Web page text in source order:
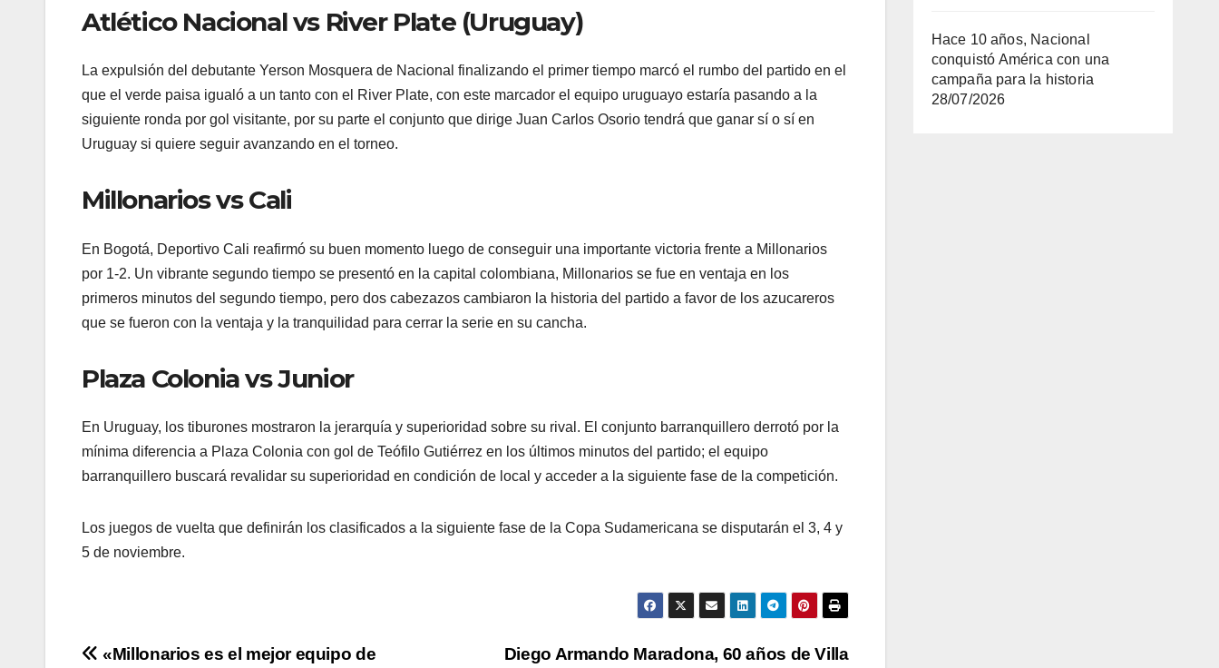
Atlético Nacional vs River Plate (Uruguay)
La expulsión del debutante Yerson Mosquera de Nacional finalizando el primer tiempo marcó el rumbo del partido en el
que el verde paisa igualó a un tanto con el River Plate, con este marcador el equipo uruguayo estaría pasando a la
siguiente ronda por gol visitante, por su parte el conjunto que dirige Juan Carlos Osorio tendrá que ganar sí o sí en
Uruguay si quiere seguir avanzando en el torneo.
Millonarios vs Cali
En Bogotá, Deportivo Cali reafirmó su buen momento luego de conseguir una importante victoria frente a Millonarios
por 1-2. Un vibrante segundo tiempo se presentó en la capital colombiana, Millonarios se fue en ventaja en los
primeros minutos del segundo tiempo, pero dos cabezazos cambiaron la historia del partido a favor de los azucareros
que se fueron con la ventaja y la tranquilidad para cerrar la serie en su cancha.
Plaza Colonia vs Junior
En Uruguay, los tiburones mostraron la jerarquía y superioridad sobre su rival. El conjunto barranquillero derrotó por la
mínima diferencia a Plaza Colonia con gol de Teófilo Gutiérrez en los últimos minutos del partido; el equipo
barranquillero buscará revalidar su superioridad en condición de local y acceder a la siguiente fase de la competición.
Los juegos de vuelta que definirán los clasificados a la siguiente fase de la Copa Sudamericana se disputarán el 3, 4 y
5 de noviembre.
Diego Armando Maradona, 60 años de Villa
«Millonarios es el mejor equipo de
Hace 10 años, Nacional
conquistó América con una
campaña para la historia
28/07/2026